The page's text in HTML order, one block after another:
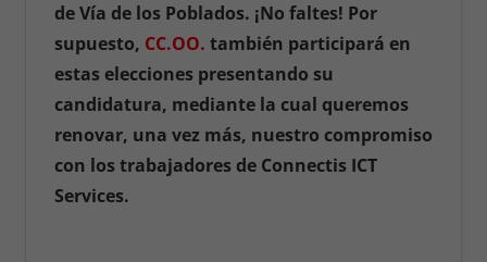
de Vía de los Poblados. ¡No faltes! Por
supuesto, CC.OO. también participará en
estas elecciones presentando su
candidatura, mediante la cual queremos
renovar, una vez más, nuestro compromiso
con los trabajadores de Connectis ICT
Services.